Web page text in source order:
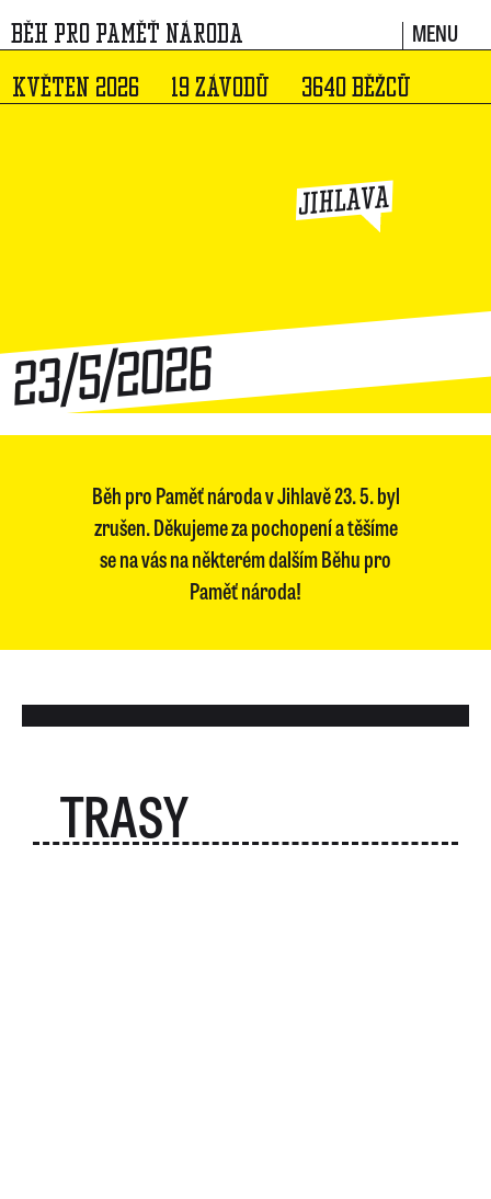
BĚH PRO PAMĚŤ NÁRODA MENU
KVĚTEN 2026 19 ZÁVODŮ 3640 BĚŽCŮ
23/5/2026
JIHLAVA
Běh pro Paměť národa v Jihlavě 23. 5. byl
zrušen. Děkujeme za pochopení a těšíme
se na vás na některém dalším Běhu pro
Paměť národa!
TRASY